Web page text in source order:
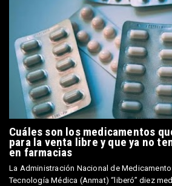
Cuáles son los medicamentos
para la venta libre y que ya no
en farmacias
La Administración Nacional de
Tecnología Médica (Anmat) “liberó” diez